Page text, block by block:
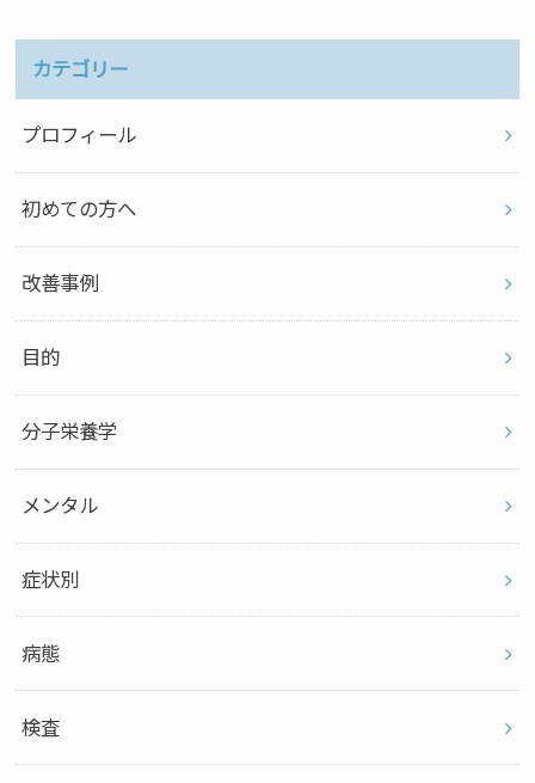
カテゴリー
プロフィール
初めての方へ
改善事例
目的
分子栄養学
メンタル
症状別
病態
検査